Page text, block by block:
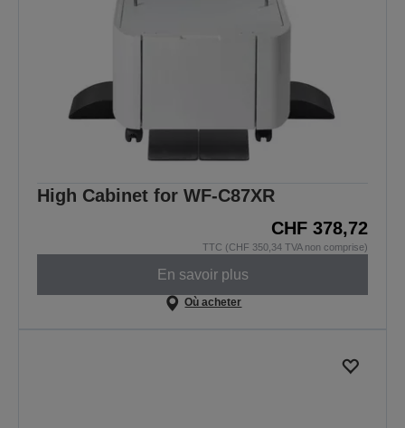
High Cabinet for WF-C87XR
CHF 378,72
TTC (CHF 350,34 TVA non comprise)
En savoir plus
Où acheter